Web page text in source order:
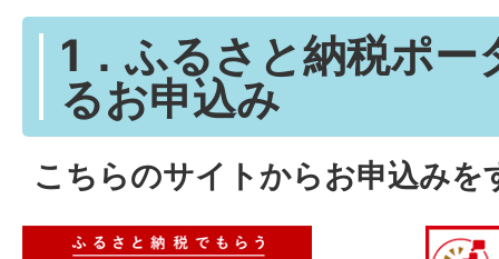
1．ふるさと納税ポ
るお申込み
こちらのサイトからお申込みを